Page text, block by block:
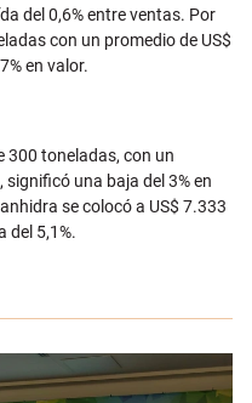
del 0,6% entre ventas. Por
con un promedio de US$
en valor.
300 toneladas, con un
una baja del 3% en
se colocó a US$ 7.333
del 5,1%.